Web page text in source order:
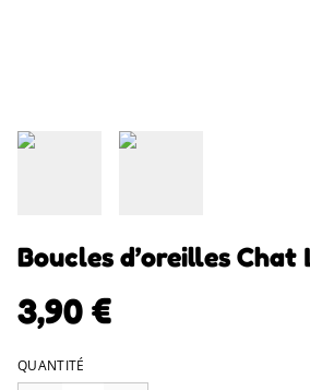
Boucles d’oreilles Chat
3,90 €
QUANTITÉ